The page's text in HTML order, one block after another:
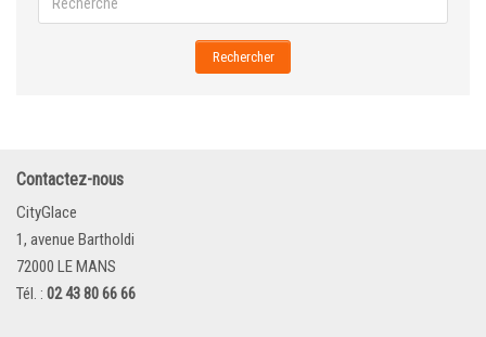
Rechercher
Contactez-nous
CityGlace
1, avenue Bartholdi
72000 LE MANS
Tél. : 02 43 80 66 66